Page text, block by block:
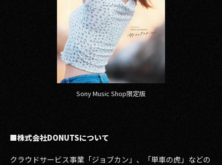
Sony Music Shop限定版
■株式会社DONUTSについて
クラウドサービス事業「ジョブカン」、「単車の虎」などの